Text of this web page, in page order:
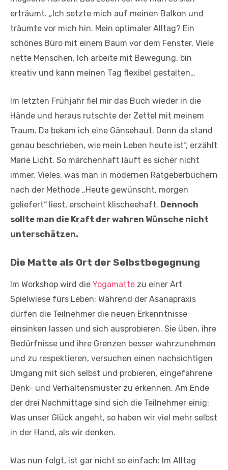
erträumt. „Ich setzte mich auf meinen Balkon und
träumte vor mich hin. Mein optimaler Alltag? Ein
schönes Büro mit einem Baum vor dem Fenster. Viele
nette Menschen. Ich arbeite mit Bewegung, bin
kreativ und kann meinen Tag flexibel gestalten…
Im letzten Frühjahr fiel mir das Buch wieder in die
Hände und heraus rutschte der Zettel mit meinem
Traum. Da bekam ich eine Gänsehaut. Denn da stand
genau beschrieben, wie mein Leben heute ist“, erzählt
Marie Licht. So märchenhaft läuft es sicher nicht
immer. Vieles, was man in modernen Ratgeberbüchern
nach der Methode „Heute gewünscht, morgen
geliefert“ liest, erscheint klischeehaft. Dennoch
sollte man die Kraft der wahren Wünsche nicht
unterschätzen.
Die Matte als Ort der Selbstbegegnung
Im Workshop wird die Yogamatte zu einer Art
Spielwiese fürs Leben: Während der Asanapraxis
dürfen die Teilnehmer die neuen Erkenntnisse
einsinken lassen und sich ausprobieren. Sie üben, ihre
Bedürfnisse und ihre Grenzen besser wahrzunehmen
und zu respektieren, versuchen einen nachsichtigen
Umgang mit sich selbst und probieren, eingefahrene
Denk- und Verhaltensmuster zu erkennen. Am Ende
der drei Nachmittage sind sich die Teilnehmer einig:
Was unser Glück angeht, so haben wir viel mehr selbst
in der Hand, als wir denken.
Was nun folgt, ist gar nicht so einfach: Im Alltag